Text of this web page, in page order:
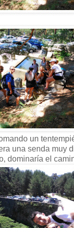
un
una senda muy
dominaría el